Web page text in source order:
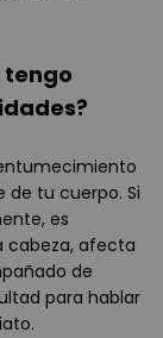
tengo
tu cuerpo. Si
es
cabeza, afecta
de
para hablar